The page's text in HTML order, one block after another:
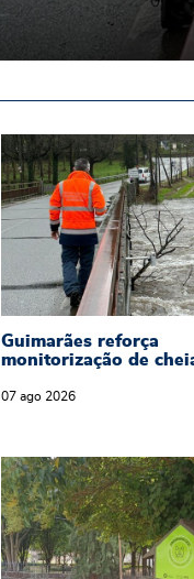
nova rede ...
ago 2026
Guimarães
Guimarães reforça
monitorização de
07 ago 2026
Guimarães